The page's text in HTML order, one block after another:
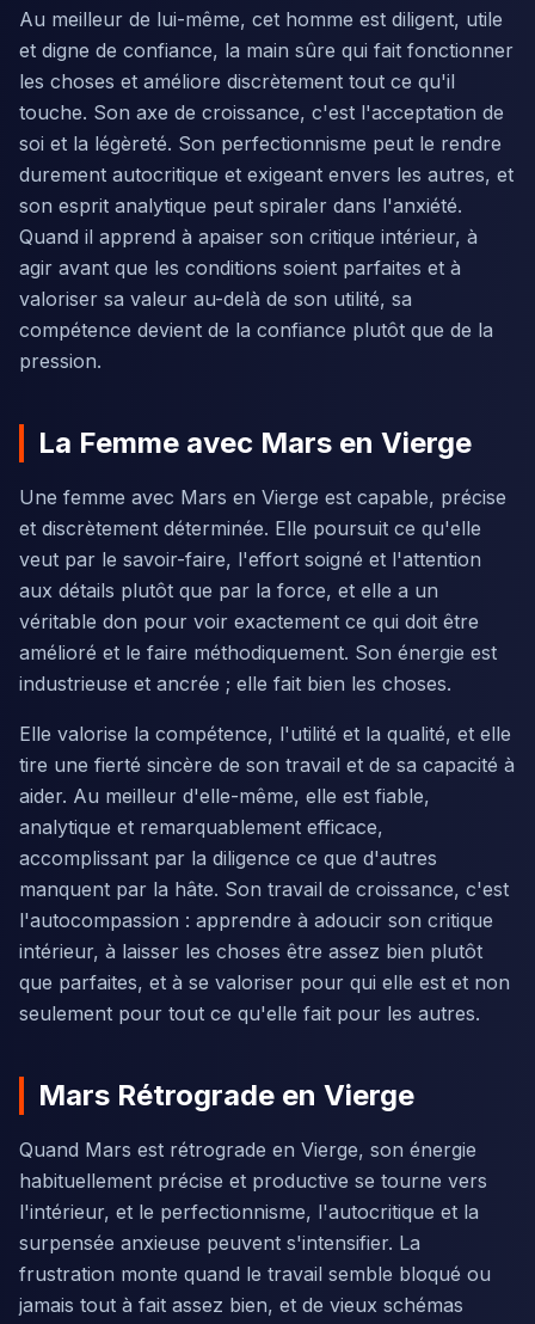
Au meilleur de lui-même, cet homme est diligent, utile
et digne de confiance, la main sûre qui fait fonctionner
les choses et améliore discrètement tout ce qu'il
touche. Son axe de croissance, c'est l'acceptation de
soi et la légèreté. Son perfectionnisme peut le rendre
durement autocritique et exigeant envers les autres, et
son esprit analytique peut spiraler dans l'anxiété.
Quand il apprend à apaiser son critique intérieur, à
agir avant que les conditions soient parfaites et à
valoriser sa valeur au-delà de son utilité, sa
compétence devient de la confiance plutôt que de la
pression.
La Femme avec Mars en Vierge
Une femme avec Mars en Vierge est capable, précise
et discrètement déterminée. Elle poursuit ce qu'elle
veut par le savoir-faire, l'effort soigné et l'attention
aux détails plutôt que par la force, et elle a un
véritable don pour voir exactement ce qui doit être
amélioré et le faire méthodiquement. Son énergie est
industrieuse et ancrée ; elle fait bien les choses.
Elle valorise la compétence, l'utilité et la qualité, et elle
tire une fierté sincère de son travail et de sa capacité à
aider. Au meilleur d'elle-même, elle est fiable,
analytique et remarquablement efficace,
accomplissant par la diligence ce que d'autres
manquent par la hâte. Son travail de croissance, c'est
l'autocompassion : apprendre à adoucir son critique
intérieur, à laisser les choses être assez bien plutôt
que parfaites, et à se valoriser pour qui elle est et non
seulement pour tout ce qu'elle fait pour les autres.
Mars Rétrograde en Vierge
Quand Mars est rétrograde en Vierge, son énergie
habituellement précise et productive se tourne vers
l'intérieur, et le perfectionnisme, l'autocritique et la
surpensée anxieuse peuvent s'intensifier. La
frustration monte quand le travail semble bloqué ou
jamais tout à fait assez bien, et de vieux schémas